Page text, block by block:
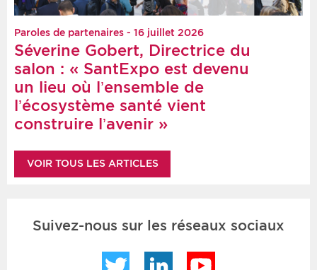
Paroles de partenaires - 16 juillet 2026
Séverine Gobert, Directrice du
salon : « SantExpo est devenu
un lieu où l’ensemble de
l’écosystème santé vient
construire l’avenir »
VOIR TOUS LES ARTICLES
Suivez-nous sur les réseaux sociaux
Twitter LinkedIn